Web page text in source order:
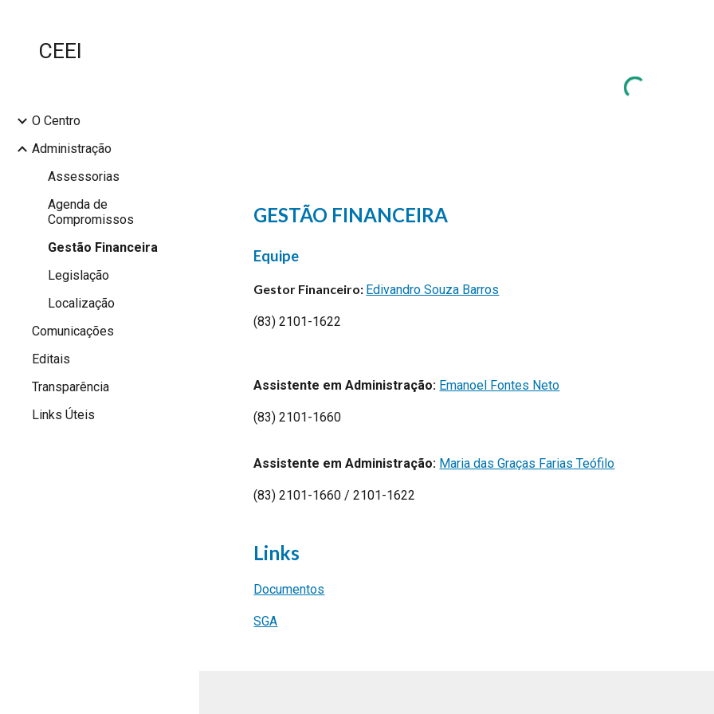
CEEI
O Centro
Administração
Assessorias
Agenda de
Compromissos
Gestão Financeira
Legislação
Localização
Comunicações
Editais
Transparência
Links Úteis
GESTÃO FINANCEIRA
Equipe
Gestor Financeiro: Edivandro Souza Barros
(83) 2101-1622
Assistente em Administração: Emanoel Fontes Neto
(83) 2101-1660
Assistente em Administração: Maria das Graças Farias Teófilo
(83) 2101-1660 / 2101-1622
Links
Documentos
SGA